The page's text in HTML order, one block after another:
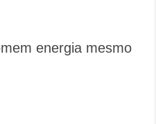
energia mesmo